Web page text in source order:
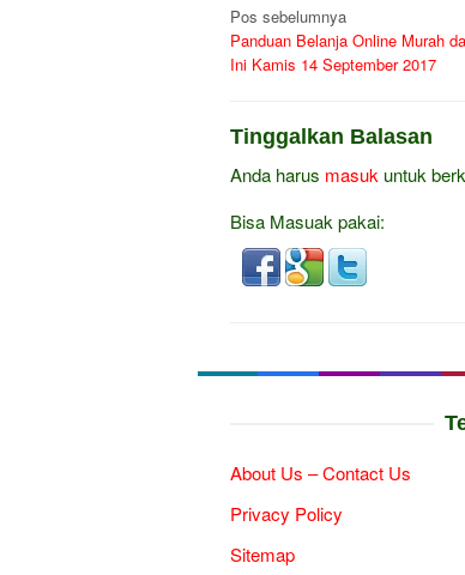
Navigasi
pos
Pos sebelumnya
Panduan Belanja Online Murah
Ini Kamis 14 September 2017
Tinggalkan Balasan
Anda harus masuk untuk
Bisa Masuak pakai:
About Us – Contact Us
Privacy Policy
Sitemap